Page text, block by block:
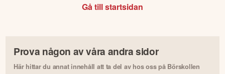
Gå till startsidan
Prova någon av våra andra sidor
Här hittar du annat innehåll att ta del av hos oss på Börskollen